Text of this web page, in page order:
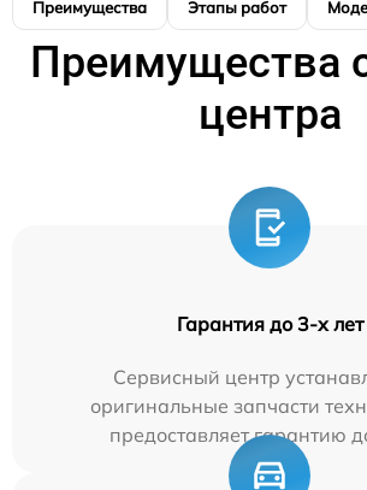
Преимущества Этапы работ
Преимущества
центра
Гарантия до 3-х лет
Сервисный центр
оригинальные запчасти
предоставляет гарантию